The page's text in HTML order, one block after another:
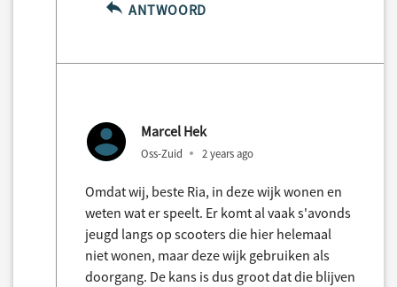
ANTWOORD
Marcel Hek
Oss-Zuid 2 years ago
Omdat wij, beste Ria, in deze wijk wonen en
weten wat er speelt. Er komt al vaak s'avonds
jeugd langs op scooters die hier helemaal
niet wonen, maar deze wijk gebruiken als
doorgang. De kans is dus groot dat die blijven